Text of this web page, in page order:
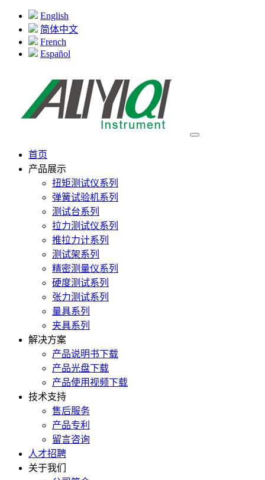
English
简体中文
French
Español
首页
产品展示
扭矩测试仪系列
弹簧试验机系列
测试台系列
拉力测试仪系列
推拉力计系列
测试架系列
精密测量仪系列
硬度测试系列
张力测试系列
量具系列
夹具系列
解决方案
产品说明书下载
产品光盘下载
产品使用视频下载
技术支持
售后服务
产品专利
留言咨询
人才招聘
关于我们